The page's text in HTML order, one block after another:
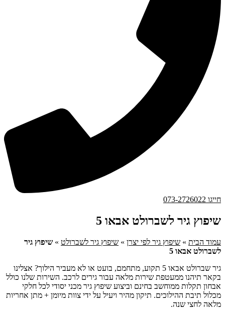
חייגו 073-2726022
שיפוץ גיר לשברולט אבאו 5
עמוד הבית » שיפוץ גיר לפי יצרן » שיפוץ גיר לשברולט » שיפוץ גיר
לשברולט אבאו 5
גיר שברולט אבאו 5 תקוע, מתחמם, בועט או לא מעביר הילוך? אצלינו
בקאר תיהנו ממעטפת שירות מלאה עבור גירים לרכב. השירות שלנו כולל
אבחון תקלות ממוחשב בחינם וביצוע שיפוץ גיר מכני יסודי לכל חלקי
מכלול תיבת ההילוכים. תיקון מהיר ויעיל על ידי צוות מיומן + מתן אחריות
מלאה לחצי שנה.